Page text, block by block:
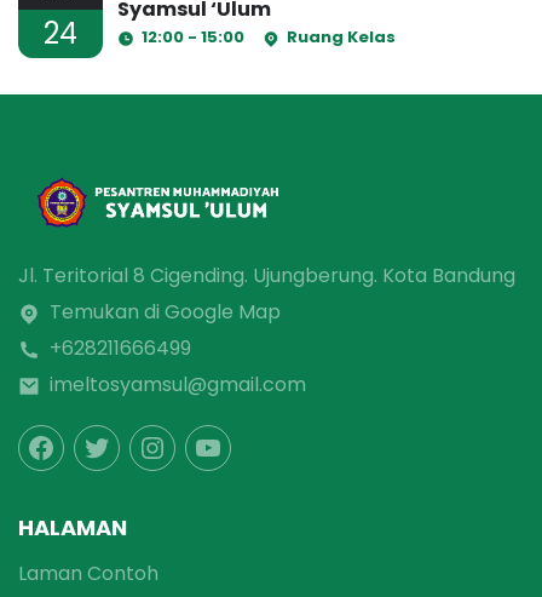
24
Syamsul ‘Ulum
12:00 - 15:00 Ruang Kelas
Jl. Teritorial 8 Cigending. Ujungberung. Kota Bandung
Temukan di Google Map
+628211666499
imeltosyamsul@gmail.com
HALAMAN
Laman Contoh